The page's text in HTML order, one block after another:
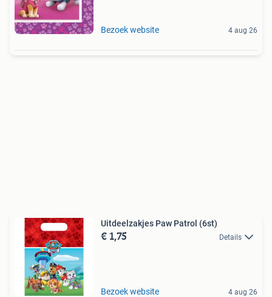
Bezoek website 4 aug 26
Uitdeelzakjes Paw Patrol (6st)
€ 1,75 Details
Bezoek website 4 aug 26